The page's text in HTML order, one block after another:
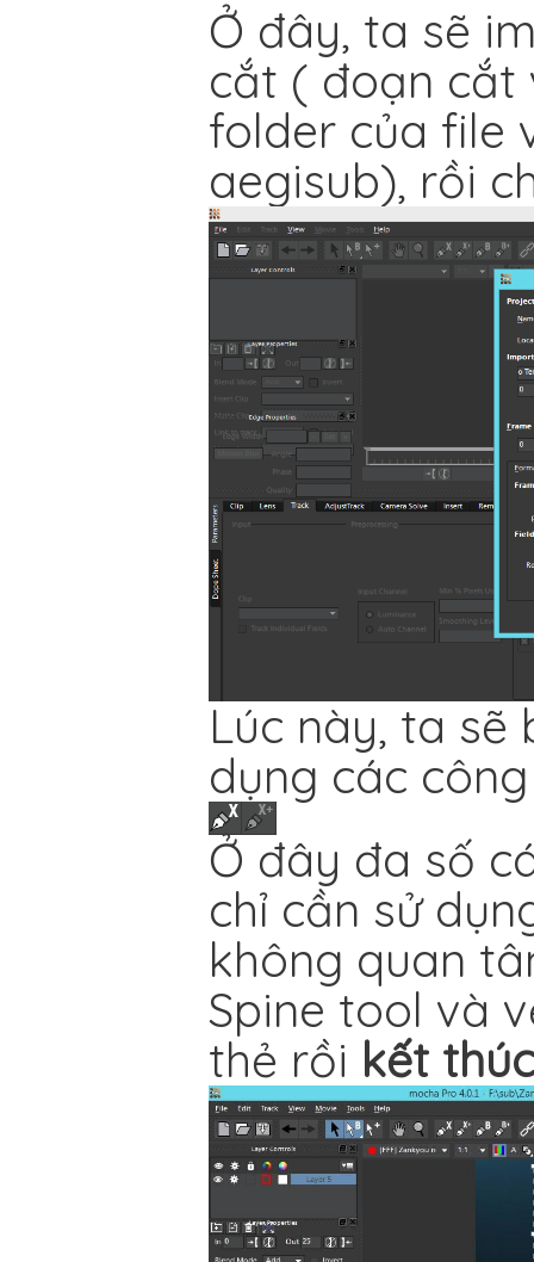
Ở đây, ta sẽ
cắt ( đoạn cắt
folder của file
aegisub), rồi
Lúc này, ta
dụng các
Ở đây đa số
chỉ cần sử
không quan
Spine tool và
thẻ rồi kết